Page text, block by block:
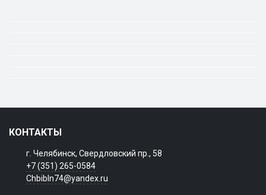
КОНТАКТЫ
г. Челябинск, Свердловский пр., 58
+7 (351) 265-0584
Chbibln74@yandex.ru